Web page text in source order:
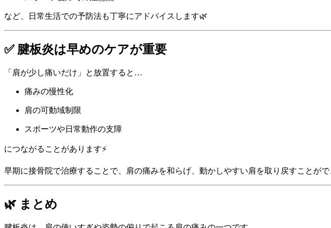
など、日常生活での予防法も丁寧にアドバイスします🌿
✅ 腱板炎は早めのケアが重要
「肩が少し痛いだけ」と放置すると…
痛みの慢性化
肩の可動域制限
スポーツや日常動作の支障
につながることがあります⚡
早期に接骨院で治療することで、肩の痛みを和らげ、動かしやすい肩を取り戻すことが
🌿 まとめ